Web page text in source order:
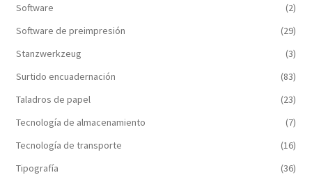
Software
(2)
Software de preimpresión
(29)
Stanzwerkzeug
(3)
Surtido encuadernación
(83)
Taladros de papel
(23)
Tecnología de almacenamiento
(7)
Tecnología de transporte
(16)
Tipografía
(36)